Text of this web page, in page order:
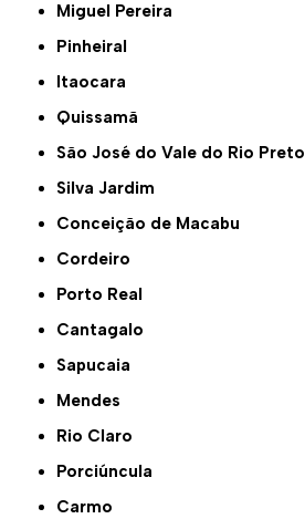
Miguel Pereira
Pinheiral
Itaocara
Quissamã
São José do Vale do Rio Preto
Silva Jardim
Conceição de Macabu
Cordeiro
Porto Real
Cantagalo
Sapucaia
Mendes
Rio Claro
Porciúncula
Carmo